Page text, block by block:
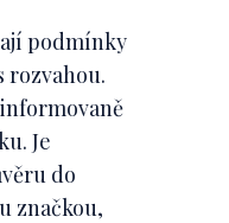
podmínky
rozvahou.
Je
do
značkou,